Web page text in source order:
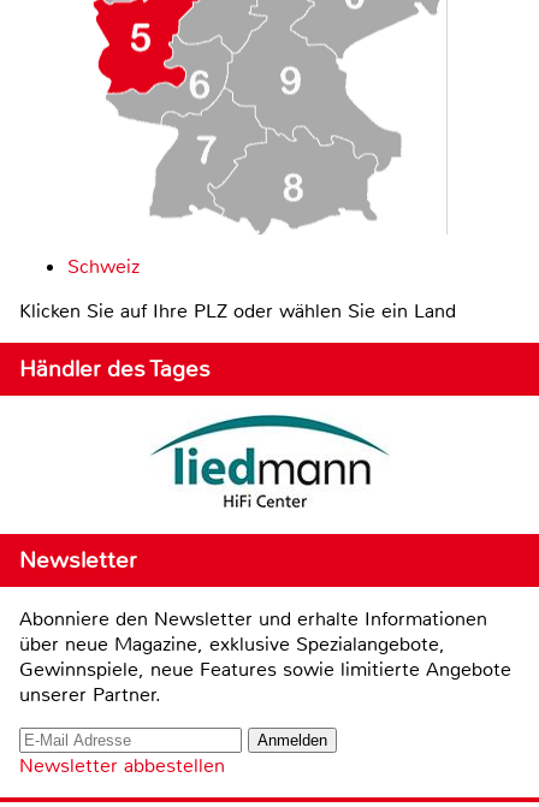
Schweiz
Klicken Sie auf Ihre PLZ oder wählen Sie ein Land
Händler des Tages
Newsletter
Abonniere den Newsletter und erhalte Informationen
über neue Magazine, exklusive Spezialangebote,
Gewinnspiele, neue Features sowie limitierte Angebote
unserer Partner.
Newsletter abbestellen